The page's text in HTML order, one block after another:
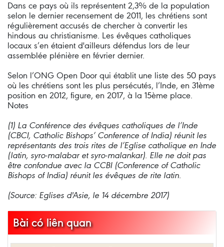
Dans ce pays où ils représentent 2,3% de la population
selon le dernier recensement de 2011, les chrétiens sont
régulièrement accusés de chercher à convertir les
hindous au christianisme. Les évêques catholiques
locaux s’en étaient d'ailleurs défendus lors de leur
assemblée plénière en février dernier.
Selon l’ONG Open Door qui établit une liste des 50 pays
où les chrétiens sont les plus persécutés, l’Inde, en 31ème
position en 2012, figure, en 2017, à la 15ème place.
Notes
(1) La Conférence des évêques catholiques de l’Inde
(CBCI, Catholic Bishops’ Conference of India) réunit les
représentants des trois rites de l’Eglise catholique en Inde
(latin, syro-malabar et syro-malankar). Elle ne doit pas
être confondue avec la CCBI (Conference of Catholic
Bishops of India) réunit les évêques de rite latin.
(Source: Eglises d'Asie, le 14 décembre 2017)
Bài có liên quan